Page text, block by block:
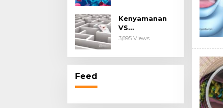
Penyakit
Imunologis.
Kenyamanan
VS
Kesengsaraan.
3,895 Views
Feed